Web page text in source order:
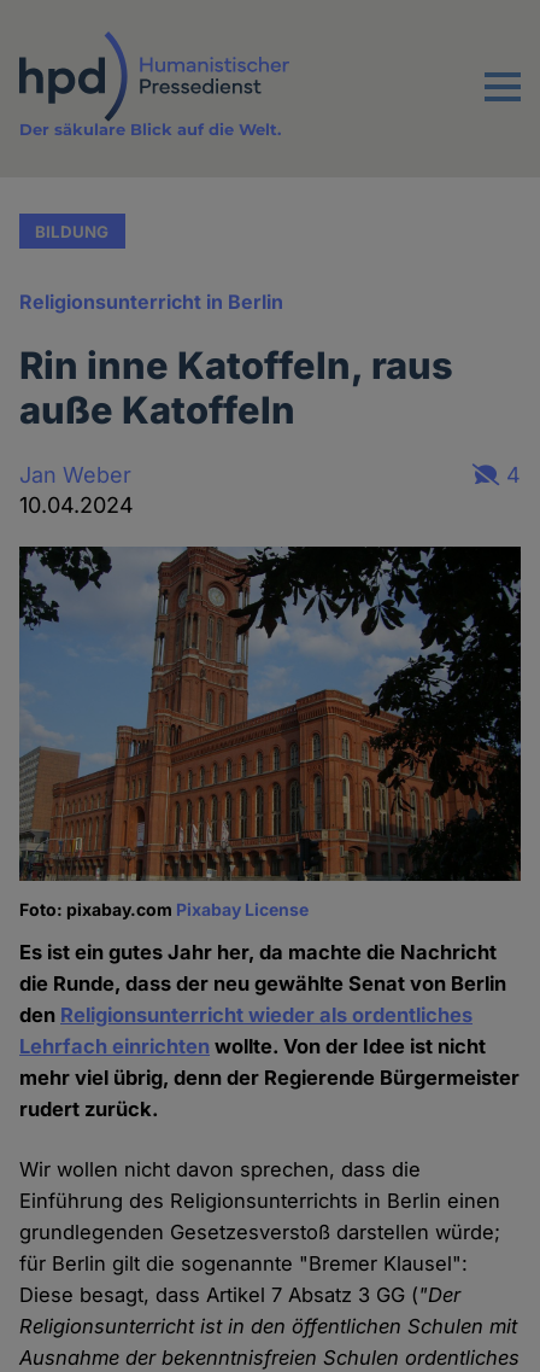
Inhalt
Menu
Der säkulare Blick auf die Welt.
BILDUNG
Religionsunterricht in Berlin
Rin inne Katoffeln, raus
auße Katoffeln
Jan Weber
10.04.2024
4
Foto: pixabay.com Pixabay License
Es ist ein gutes Jahr her, da machte die Nachricht
die Runde, dass der neu gewählte Senat von Berlin
den Religionsunterricht wieder als ordentliches
Lehrfach einrichten wollte. Von der Idee ist nicht
mehr viel übrig, denn der Regierende Bürgermeister
rudert zurück.
Wir wollen nicht davon sprechen, dass die
Einführung des Religionsunterrichts in Berlin einen
grundlegenden Gesetzesverstoß darstellen würde;
für Berlin gilt die sogenannte "Bremer Klausel":
Diese besagt, dass Artikel 7 Absatz 3 GG ("Der
Religionsunterricht ist in den öffentlichen Schulen mit
Ausnahme der bekenntnisfreien Schulen ordentliches